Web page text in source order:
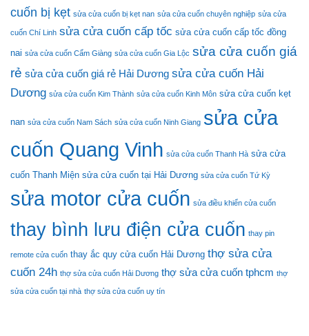
cuốn bị kẹt sửa cửa cuốn bị kẹt nan sửa cửa cuốn chuyên nghiệp sửa cửa
cuốn Chí Linh sửa cửa cuốn cấp tốc sửa cửa cuốn cấp tốc đồng
nai sửa cửa cuốn Cẩm Giàng sửa cửa cuốn Gia Lộc sửa cửa cuốn giá
rẻ sửa cửa cuốn giá rẻ Hải Dương sửa cửa cuốn Hải
Dương sửa cửa cuốn Kim Thành sửa cửa cuốn Kinh Môn sửa cửa cuốn kẹt
nan sửa cửa cuốn Nam Sách sửa cửa cuốn Ninh Giang sửa cửa
cuốn Quang Vinh sửa cửa cuốn Thanh Hà sửa cửa
cuốn Thanh Miện sửa cửa cuốn tại Hải Dương sửa cửa cuốn Tứ Kỳ
sửa motor cửa cuốn sửa điều khiển cửa cuốn
thay bình lưu điện cửa cuốn thay pin
remote cửa cuốn thay ắc quy cửa cuốn Hải Dương thợ sửa cửa
cuốn 24h thợ sửa cửa cuốn Hải Dương thợ sửa cửa cuốn tphcm thợ
sửa cửa cuốn tại nhà thợ sửa cửa cuốn uy tín